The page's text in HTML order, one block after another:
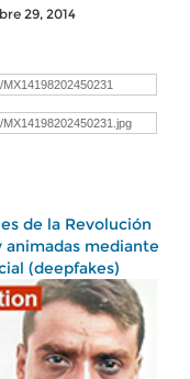
29, 2014
de la Revolución
animadas mediante
(deepfakes)